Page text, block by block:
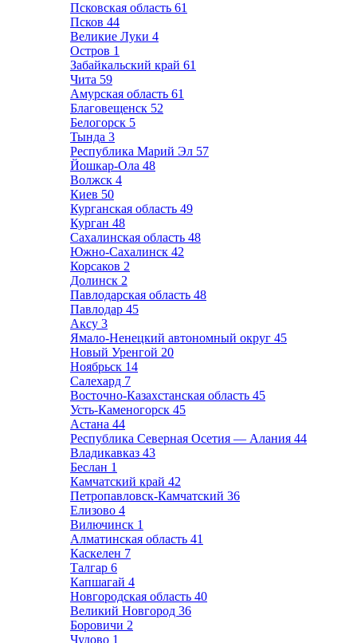
Псковская область 61
Псков 44
Великие Луки 4
Остров 1
Забайкальский край 61
Чита 59
Амурская область 61
Благовещенск 52
Белогорск 5
Тында 3
Республика Марий Эл 57
Йошкар-Ола 48
Волжск 4
Киев 50
Курганская область 49
Курган 48
Сахалинская область 48
Южно-Сахалинск 42
Корсаков 2
Долинск 2
Павлодарская область 48
Павлодар 45
Аксу 3
Ямало-Ненецкий автономный округ 45
Новый Уренгой 20
Ноябрьск 14
Салехард 7
Восточно-Казахстанская область 45
Усть-Каменогорск 45
Астана 44
Республика Северная Осетия — Алания 44
Владикавказ 43
Беслан 1
Камчатский край 42
Петропавловск-Камчатский 36
Елизово 4
Вилючинск 1
Алматинская область 41
Каскелен 7
Талгар 6
Капшагай 4
Новгородская область 40
Великий Новгород 36
Боровичи 2
Чудово 1